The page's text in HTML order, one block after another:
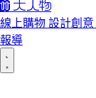
線上購物 設計創意
報導